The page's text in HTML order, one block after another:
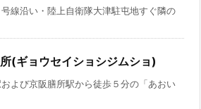
線沿い・陸上自衛隊大津駐屯地すぐ隣の
(ギョウセイショシジムショ)
よび京阪膳所駅から徒歩５分の「あおい